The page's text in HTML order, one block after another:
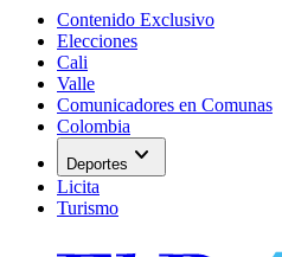
Contenido Exclusivo
Elecciones
Cali
Valle
Comunicadores en Comunas
Colombia
Deportes expand_more
Licita
Turismo